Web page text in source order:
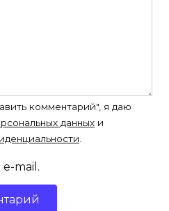
комментарий", я даю
данных и
e-mail.